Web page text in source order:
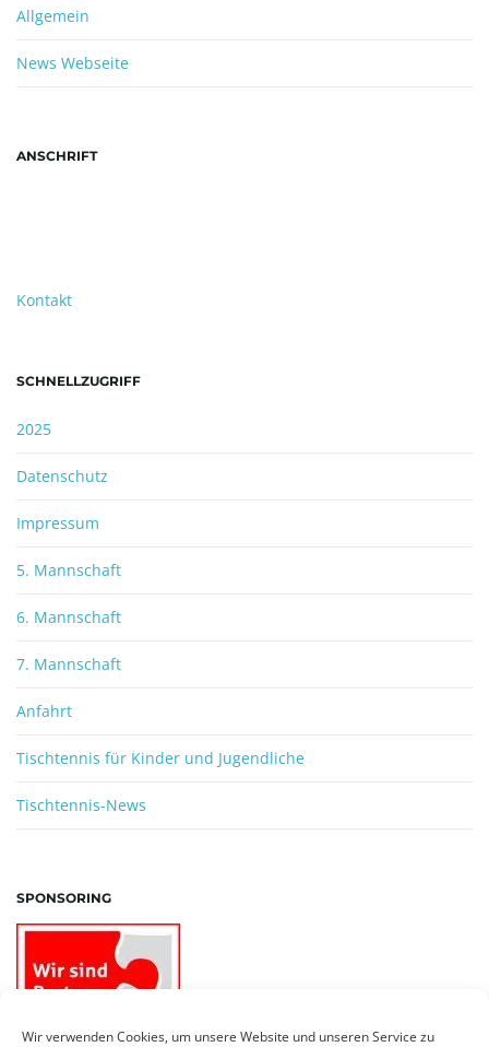
Wir verwenden Cookies, um unsere Website und unseren Service zu
Allgemein
News Webseite
ANSCHRIFT
Kontakt
SCHNELLZUGRIFF
2025
Datenschutz
Impressum
5. Mannschaft
6. Mannschaft
7. Mannschaft
Anfahrt
Tischtennis für Kinder und Jugendliche
Tischtennis-News
SPONSORING